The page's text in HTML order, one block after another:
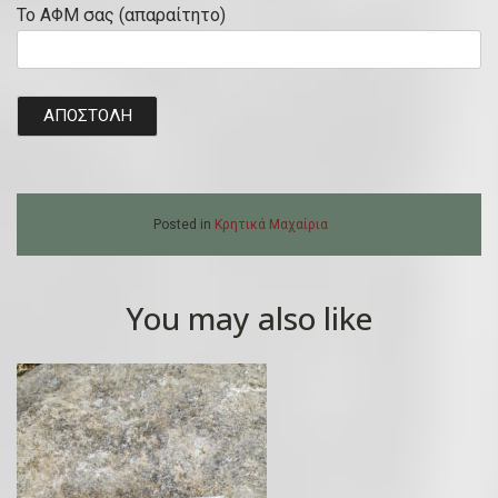
Το ΑΦΜ σας (απαραίτητο)
Posted in Κρητικά Μαχαίρια
You may also like